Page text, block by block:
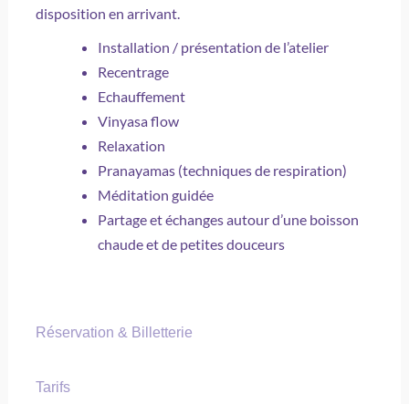
disposition en arrivant.
Installation / présentation de l’atelier
Recentrage
Echauffement
Vinyasa flow
Relaxation
Pranayamas (techniques de respiration)
Méditation guidée
Partage et échanges autour d’une boisson
chaude et de petites douceurs
Réservation & Billetterie
Tarifs